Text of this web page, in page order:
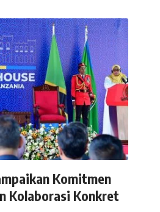
Komitmen
Kolaborasi Konkret